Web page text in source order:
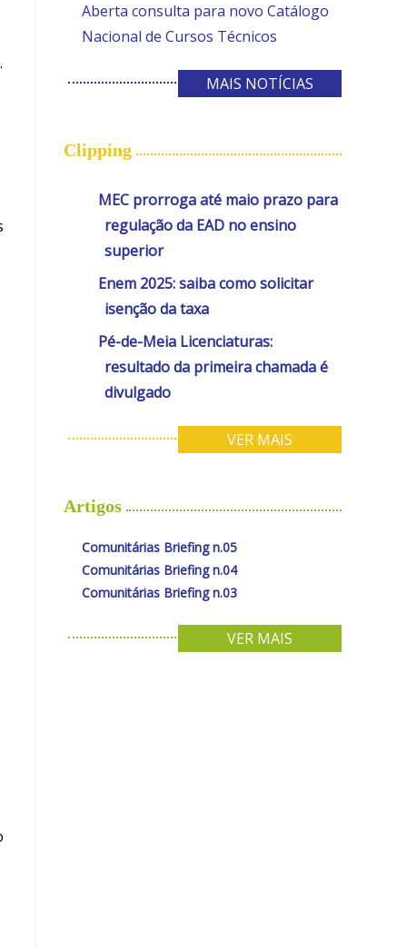
Aberta consulta para novo Catálogo
Nacional de Cursos Técnicos
MAIS NOTÍCIAS
Clipping
MEC prorroga até maio prazo para
regulação da EAD no ensino
superior
Enem 2025: saiba como solicitar
isenção da taxa
Pé-de-Meia Licenciaturas:
resultado da primeira chamada é
divulgado
VER MAIS
Artigos
Comunitárias Briefing n.05
Comunitárias Briefing n.04
Comunitárias Briefing n.03
VER MAIS